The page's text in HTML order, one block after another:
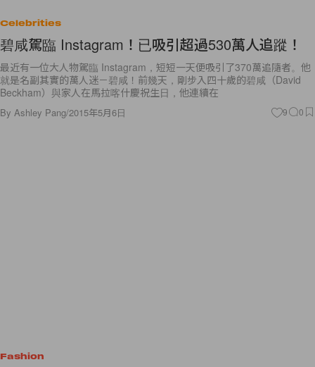
Celebrities
碧咸駕臨 Instagram！已吸引超過530萬人追蹤！
最近有一位大人物駕臨 Instagram，短短一天便吸引了370萬追隨者。他
就是名副其實的萬人迷－碧咸！前幾天，剛步入四十歲的碧咸（David
Beckham）與家人在馬拉喀什慶祝生日，他連續在
By Ashley Pang/2015年5月6日 9 0
Fashion